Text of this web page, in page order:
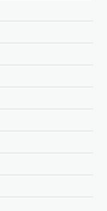
സമരത്തെ
സ്ഥാനം